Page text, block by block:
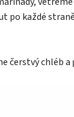
po každé
čerstvý chléb